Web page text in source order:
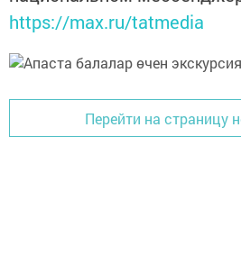
https://max.ru/tatmedia
Перейти на страницу